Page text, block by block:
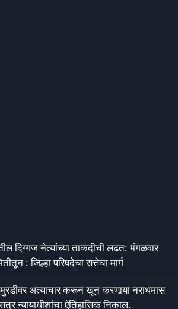
दिग्गज नेत्यांच्या ताकदीची लढत: मंगळवार
: जिल्हा परिषदेचा सत्तेचा मार्ग
अत्याचार करून खून करणार्‍या नराधमास
न्यायाधीशांचा ऐतिहासिक निकाल.